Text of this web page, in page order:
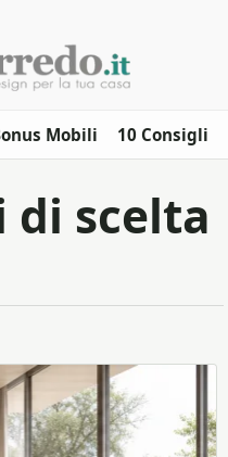
Mobili 10 Consigli
di scelta